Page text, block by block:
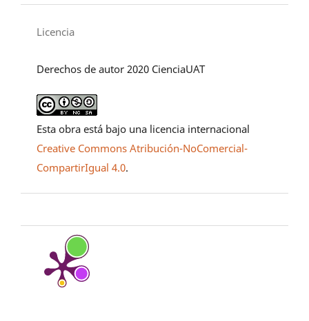
Licencia
Derechos de autor 2020 CienciaUAT
Esta obra está bajo una licencia internacional
Creative Commons Atribución-NoComercial-
CompartirIgual 4.0.